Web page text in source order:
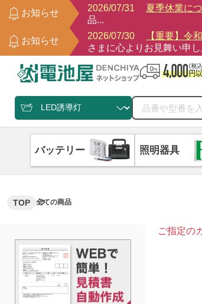
お知らせ
2026/07/31 夏季休業に
品...
お知らせ
2026/07/30 【重要】令
さまに心よりお見舞い申し
バッテリー 照明器具
TOP 全ての商品
ご指定の